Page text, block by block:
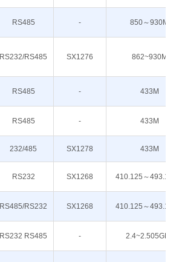
RS485 - 850～930M
RS232/RS485 SX1276 862~930M
RS485 - 433M
RS485 - 433M
232/485 SX1278 433M
RS232 SX1268 410.125～
RS485/RS232 SX1268 410.125～
RS232 RS485 - 2.4~2.505GHz